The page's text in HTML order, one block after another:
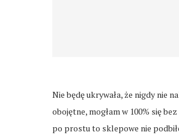
Nie będę ukrywała, że nigdy nie
obojętne, mogłam w 100% się
po prostu to sklepowe nie